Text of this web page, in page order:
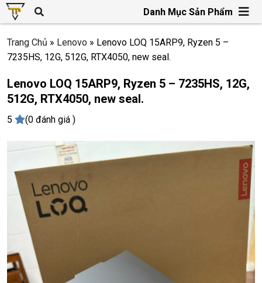
Danh Mục Sản Phẩm
Trang Chủ » Lenovo » Lenovo LOQ 15ARP9, Ryzen 5 –
7235HS, 12G, 512G, RTX4050, new seal.
Lenovo LOQ 15ARP9, Ryzen 5 – 7235HS, 12G,
512G, RTX4050, new seal.
5 (0 đánh giá )